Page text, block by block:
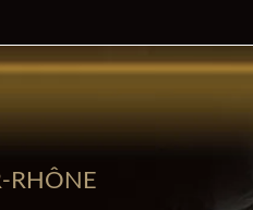
RHÔNE